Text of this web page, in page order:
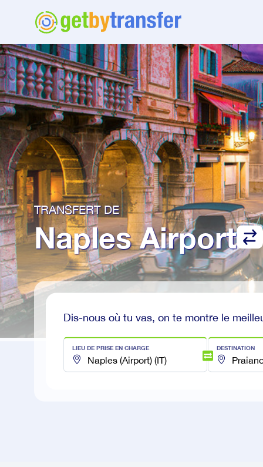
TRANSFERT DE
Naples Airport
Dis-nous où tu vas, on te montre le
LIEU DE PRISE EN CHARGE DESTINATION